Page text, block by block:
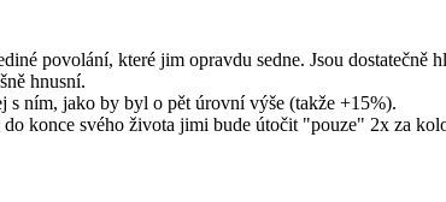
povolání, které jim opravdu sedne. Jsou
hnusní.
s ním, jako by byl o pět úrovní výše (takže +15%).
konce svého života jimi bude útočit "pouze" 2x za